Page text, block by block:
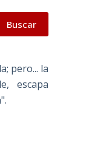
Buscar
pero... la
escapa